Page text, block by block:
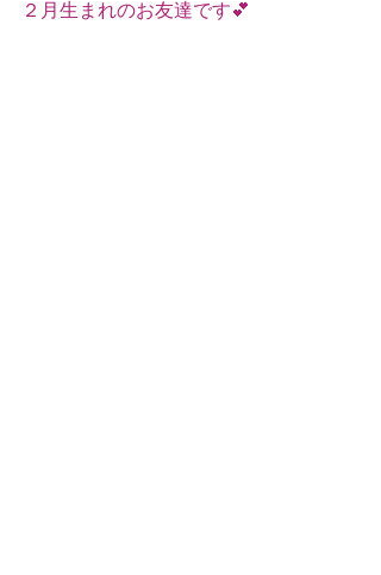
２月生まれのお友達です💕